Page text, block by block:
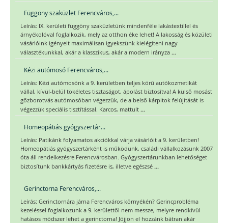
Függöny szaküzlet Ferencváros,...
Leírás: IX. kerületi függöny szaküzletünk mindenféle lakástextillel és
árnyékolóval foglalkozik, mely az otthon éke lehet! A lakosság és közületi
vásárlóink igényeit maximálisan igyekszünk kielégíteni nagy
választékunkkal, akár a klasszikus, akár a modern irányza ...
Kézi autómosó Ferencváros,...
Leírás: Kézi autómosónk a 9. kerületben teljes körű autókozmetikát
vállal, kívül-belül tökéletes tisztaságot, ápolást biztosítva! A külső mosást
gőzborotvás autómosóban végezzük, de a belső kárpitok felújítását is
végezzük speciális tisztítással. Karcos, mattult ...
Homeopátiás gyógyszertár...
Leírás: Patikánk folyamatos akciókkal várja vásárlóit a 9. kerületben!
Homeopátiás gyógyszertárként is működünk, családi vállalkozásunk 2007
óta áll rendelkezésre Ferencvárosban. Gyógyszertárunkban lehetőséget
biztosítunk bankkártyás fizetésre is, illetve egészsé ...
Gerinctorna Ferencváros,...
Leírás: Gerinctornára járna Ferencváros környékén? Gerincprobléma
kezeléssel foglalkozunk a 9. kerülettől nem messze, melyre rendkívül
hatásos módszer lehet a gerinctorna! Jöjjön el hozzánk bátran akár